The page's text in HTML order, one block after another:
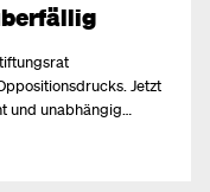
Jetzt
und unabhängig